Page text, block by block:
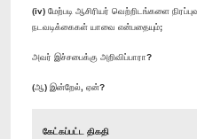
(iv) மேற்படி ஆசிரியர் வெற்றிடங்களை
நடவடிக்கைகள் யாவை என்பதையும்;
அவர் இச்சபைக்கு அறிவிப்பாரா?
(ஆ) இன்றேல், ஏன்?
கேட்கப்பட்ட திகதி